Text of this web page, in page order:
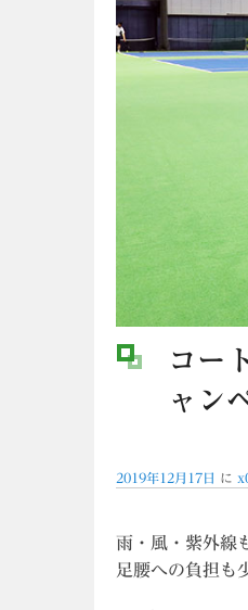
コー
ャン
2019年12月17日 に
雨・風・紫外線
足腰への負担も